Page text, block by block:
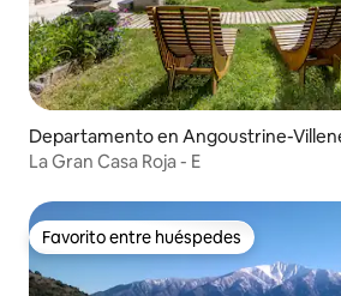
Departamento en Angoustrine-
es-Escaldes
La Gran Casa Roja - E
Favorito entre huéspedes
Favorito entre huéspedes